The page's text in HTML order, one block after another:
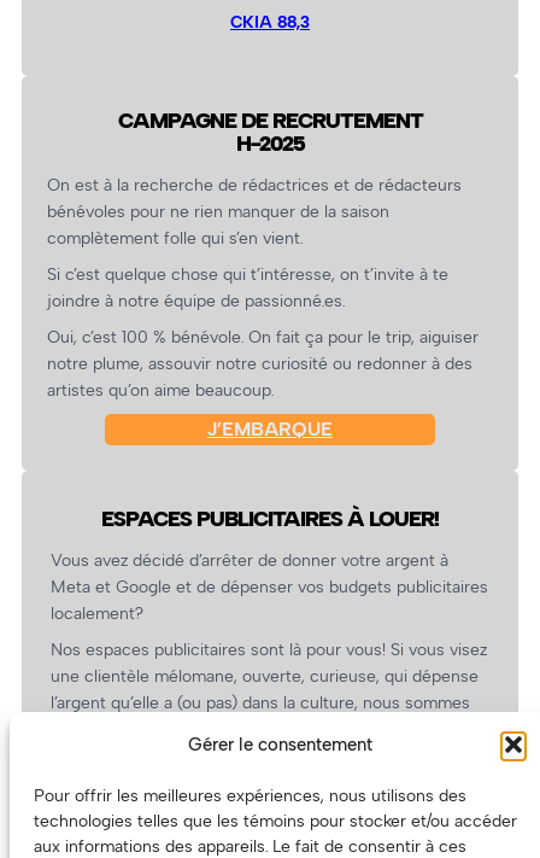
Gérer le consentement
Pour offrir les meilleures expériences, nous utilisons des
technologies telles que les témoins pour stocker et/ou accéder
aux informations des appareils. Le fait de consentir à ces
CKIA 88,3
CAMPAGNE DE RECRUTEMENT
H-2025
On est à la recherche de rédactrices et de rédacteurs
bénévoles pour ne rien manquer de la saison
complètement folle qui s’en vient.
Si c’est quelque chose qui t’intéresse, on t’invite à te
joindre à notre équipe de passionné.es.
Oui, c’est 100 % bénévole. On fait ça pour le trip, aiguiser
notre plume, assouvir notre curiosité ou redonner à des
artistes qu’on aime beaucoup.
J’EMBARQUE
ESPACES PUBLICITAIRES À LOUER!
Vous avez décidé d’arrêter de donner votre argent à
Meta et Google et de dépenser vos budgets publicitaires
localement?
Nos espaces publicitaires sont là pour vous! Si vous visez
une clientèle mélomane, ouverte, curieuse, qui dépense
l’argent qu’elle a (ou pas) dans la culture, nous sommes
revient.
(Oui, on va avoir des tarifs spéciaux pour vous, les